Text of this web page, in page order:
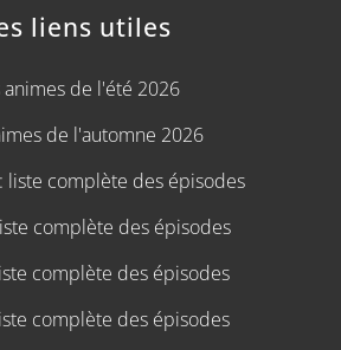
liens utiles
animes de l'été 2026
de l'automne 2026
liste complète des épisodes
complète des épisodes
complète des épisodes
complète des épisodes